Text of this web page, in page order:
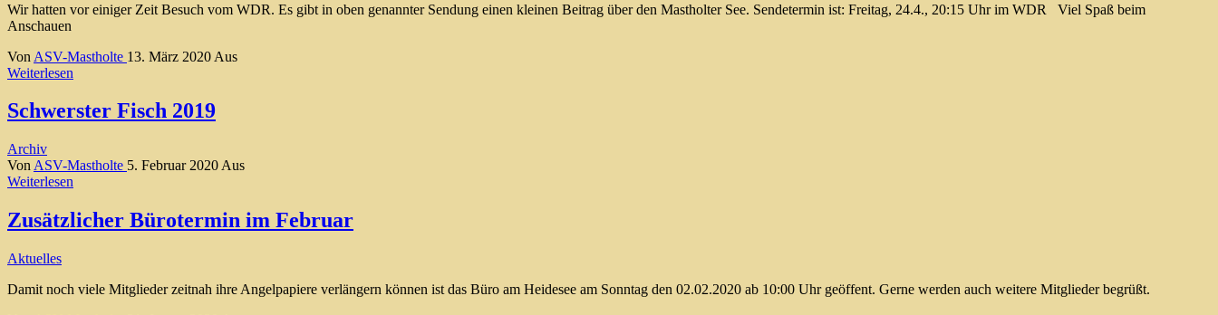
Wir hatten vor einiger Zeit Besuch vom WDR. Es gibt in oben genannter Sendung einen kleinen Beitrag über den Mastholter See. Sendetermin ist: Freitag, 24.4., 20:15 Uhr im WDR Viel Spaß beim
Anschauen
Von ASV-Mastholte 13. März 2020 Aus
Weiterlesen
Schwerster Fisch 2019
Archiv
Von ASV-Mastholte 5. Februar 2020 Aus
Weiterlesen
Zusätzlicher Bürotermin im Februar
Aktuelles
Damit noch viele Mitglieder zeitnah ihre Angelpapiere verlängern können ist das Büro am Heidesee am Sonntag den 02.02.2020 ab 10:00 Uhr geöffent. Gerne werden auch weitere Mitglieder begrüßt.